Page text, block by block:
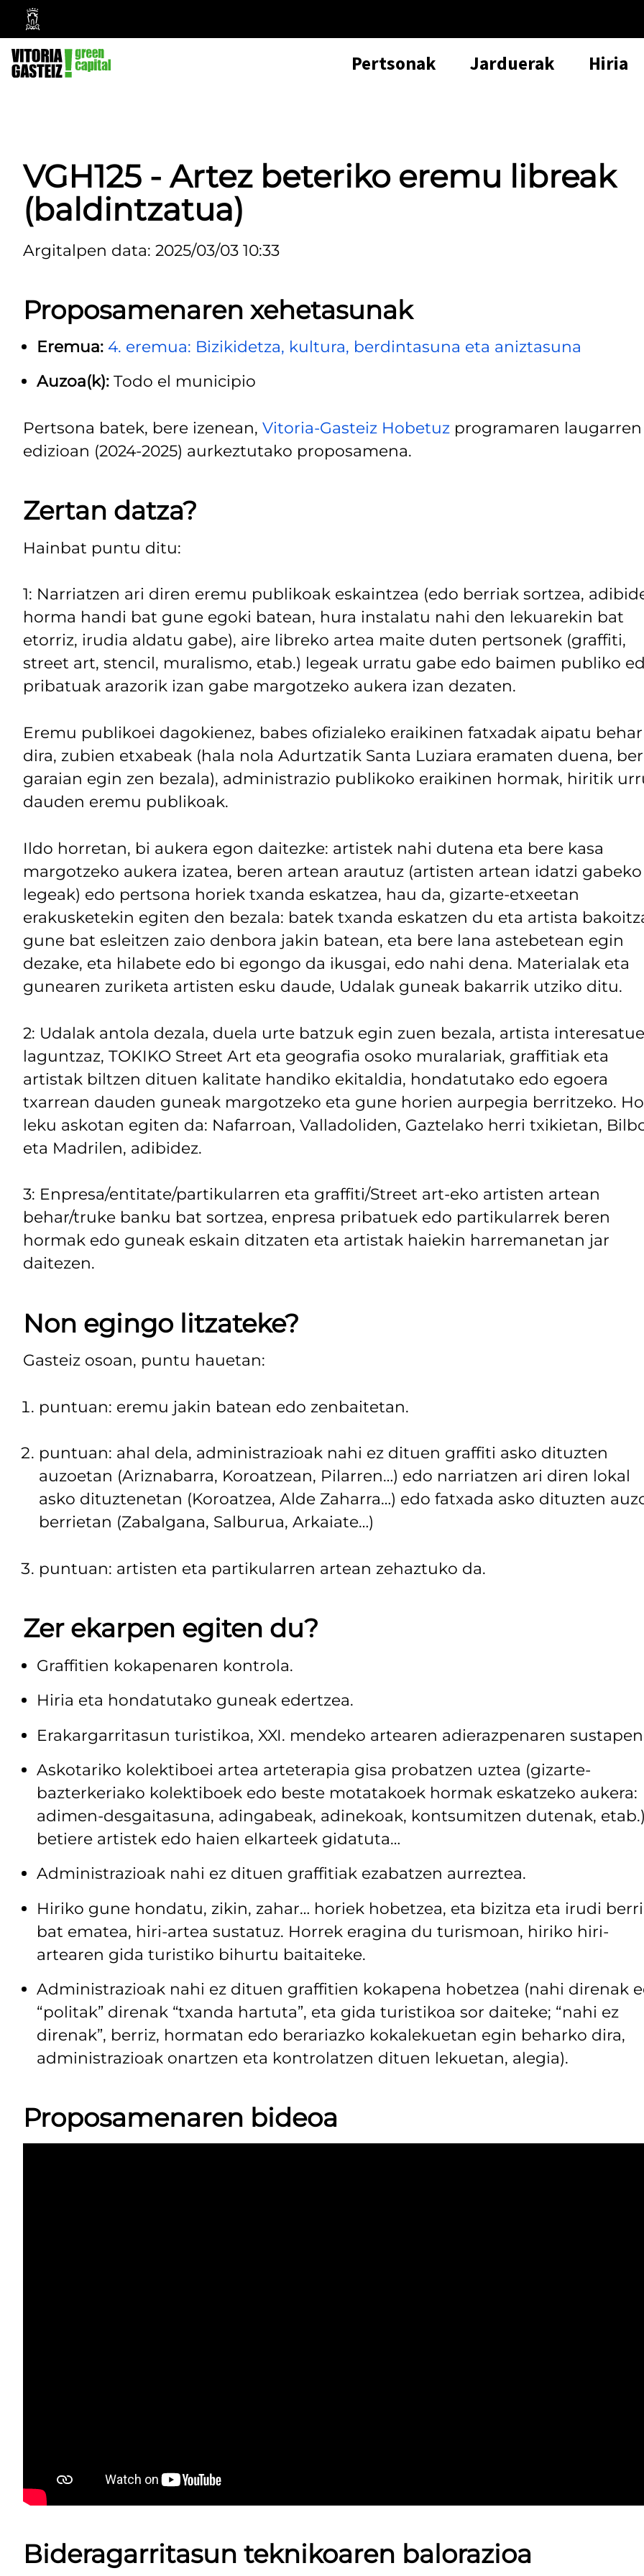
Vitoria-
Gasteizko
Udala
Pertsonak Jarduerak Hiria
VGH125 - Artez beteriko eremu libreak
(baldintzatua)
Argitalpen data: 2025/03/03 10:33
Proposamenaren xehetasunak
Eremua: 4. eremua: Bizikidetza, kultura, berdintasuna eta aniztasuna
Auzoa(k): Todo el municipio
Pertsona batek, bere izenean, Vitoria-Gasteiz Hobetuz programaren laugarren
edizioan (2024-2025) aurkeztutako proposamena.
Zertan datza?
Hainbat puntu ditu:
1: Narriatzen ari diren eremu publikoak eskaintzea (edo berriak sortzea,
horma handi bat gune egoki batean, hura instalatu nahi den lekuarekin bat
etorriz, irudia aldatu gabe), aire libreko artea maite duten pertsonek (graffiti,
street art, stencil, muralismo, etab.) legeak urratu gabe edo baimen publiko
pribatuak arazorik izan gabe margotzeko aukera izan dezaten.
Eremu publikoei dagokienez, babes ofizialeko eraikinen fatxadak aipatu behar
dira, zubien etxabeak (hala nola Adurtzatik Santa Luziara eramaten duena,
garaian egin zen bezala), administrazio publikoko eraikinen hormak, hiritik
dauden eremu publikoak.
Ildo horretan, bi aukera egon daitezke: artistek nahi dutena eta bere kasa
margotzeko aukera izatea, beren artean arautuz (artisten artean idatzi gabeko
legeak) edo pertsona horiek txanda eskatzea, hau da, gizarte-etxeetan
erakusketekin egiten den bezala: batek txanda eskatzen du eta artista
gune bat esleitzen zaio denbora jakin batean, eta bere lana astebetean egin
dezake, eta hilabete edo bi egongo da ikusgai, edo nahi dena. Materialak eta
gunearen zuriketa artisten esku daude, Udalak guneak bakarrik utziko ditu.
2: Udalak antola dezala, duela urte batzuk egin zuen bezala, artista
laguntzaz, TOKIKO Street Art eta geografia osoko muralariak, graffitiak eta
artistak biltzen dituen kalitate handiko ekitaldia, hondatutako edo egoera
txarrean dauden guneak margotzeko eta gune horien aurpegia berritzeko.
leku askotan egiten da: Nafarroan, Valladoliden, Gaztelako herri txikietan,
eta Madrilen, adibidez.
3: Enpresa/entitate/partikularren eta graffiti/Street art-eko artisten artean
behar/truke banku bat sortzea, enpresa pribatuek edo partikularrek beren
hormak edo guneak eskain ditzaten eta artistak haiekin harremanetan jar
daitezen.
Non egingo litzateke?
Gasteiz osoan, puntu hauetan:
puntuan: eremu jakin batean edo zenbaitetan.
puntuan: ahal dela, administrazioak nahi ez dituen graffiti asko dituzten
auzoetan (Ariznabarra, Koroatzean, Pilarren…) edo narriatzen ari diren lokal
asko dituztenetan (Koroatzea, Alde Zaharra…) edo fatxada asko dituzten
berrietan (Zabalgana, Salburua, Arkaiate…)
puntuan: artisten eta partikularren artean zehaztuko da.
Zer ekarpen egiten du?
Graffitien kokapenaren kontrola.
Hiria eta hondatutako guneak edertzea.
Erakargarritasun turistikoa, XXI. mendeko artearen adierazpenaren
Askotariko kolektiboei artea arteterapia gisa probatzen uztea (gizarte-
bazterkeriako kolektiboek edo beste motatakoek hormak eskatzeko aukera:
adimen-desgaitasuna, adingabeak, adinekoak, kontsumitzen dutenak,
betiere artistek edo haien elkarteek gidatuta…
Administrazioak nahi ez dituen graffitiak ezabatzen aurreztea.
Hiriko gune hondatu, zikin, zahar… horiek hobetzea, eta bizitza eta irudi berri
bat ematea, hiri-artea sustatuz. Horrek eragina du turismoan, hiriko hiri-
artearen gida turistiko bihurtu baitaiteke.
Administrazioak nahi ez dituen graffitien kokapena hobetzea (nahi direnak
“politak” direnak “txanda hartuta”, eta gida turistikoa sor daiteke; “nahi ez
direnak”, berriz, hormatan edo berariazko kokalekuetan egin beharko dira,
administrazioak onartzen eta kontrolatzen dituen lekuetan, alegia).
Proposamenaren bideoa
Bideragarritasun teknikoaren balorazioa